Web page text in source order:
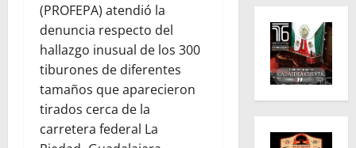
(PROFEPA) atendió la
denuncia respecto del
hallazgo inusual de los 300
tiburones de diferentes
tamaños que aparecieron
tirados cerca de la
carretera federal La